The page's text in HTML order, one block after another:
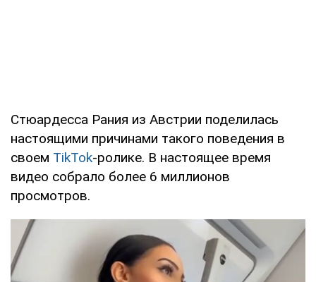
Стюардесса Рания из Австрии поделилась
настоящими причинами такого поведения в
своем TikTok-ролике. В настоящее время
видео собрало более 6 миллионов
просмотров.